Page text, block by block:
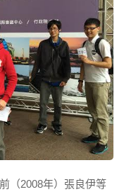
（2008年）張良伊等